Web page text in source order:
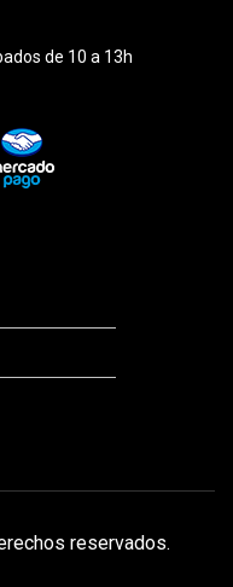
de 10 a 13h
reservados.